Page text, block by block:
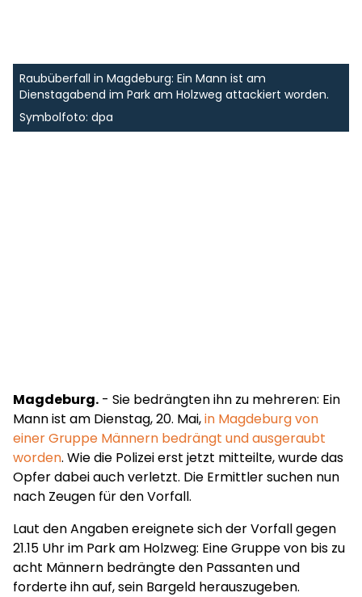
Raubüberfall in Magdeburg: Ein Mann ist am
Dienstagabend im Park am Holzweg attackiert worden.
Symbolfoto: dpa
Magdeburg. - Sie bedrängten ihn zu mehreren: Ein
Mann ist am Dienstag, 20. Mai,in Magdeburg von
einer Gruppe Männern bedrängt und ausgeraubt
worden. Wie die Polizei erst jetzt mitteilte, wurde das
Opfer dabei auch verletzt. Die Ermittler suchen nun
nach Zeugen für den Vorfall.
Laut den Angaben ereignete sich der Vorfall gegen
21.15 Uhr im Park am Holzweg: Eine Gruppe von bis zu
acht Männern bedrängte den Passanten und
forderte ihn auf, sein Bargeld herauszugeben.